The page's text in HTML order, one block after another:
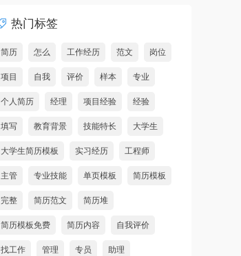
热门标签
简历 怎么 工作经历 范文 岗位
项目 自我 评价 样本 专业
个人简历 经理 项目经验 经验
填写 教育背景 技能特长 大学生
大学生简历模板 实习经历 工程师
主管 专业技能 单页模板 简历模板
完整 简历范文 简历堆
简历模板免费 简历内容 自我评价
找工作 管理 专员 助理